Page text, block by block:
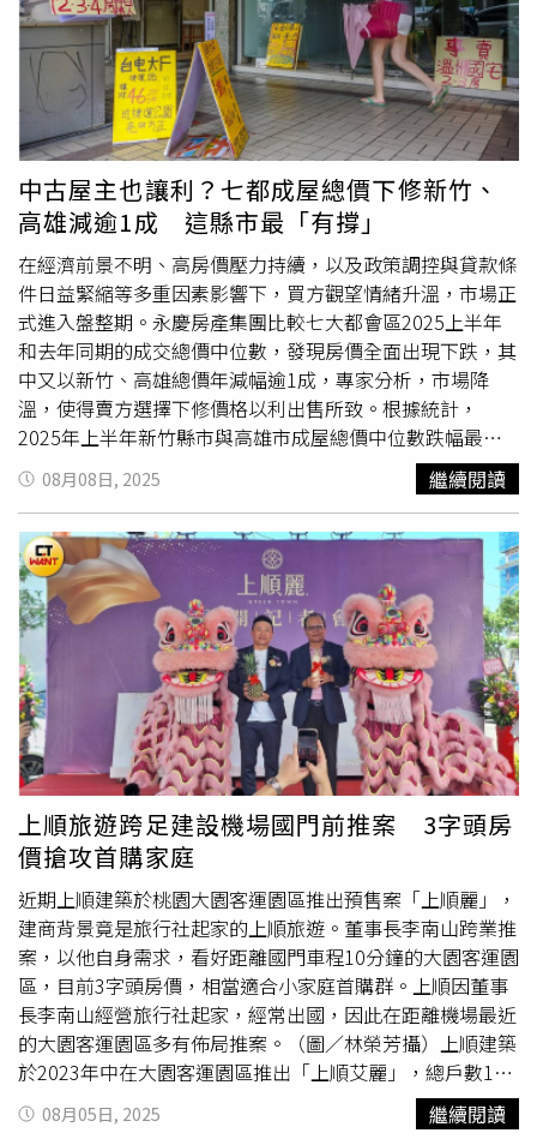
純性與私密感。桃園捷運綠線預計2026年優先通車，未來
A10新南崁站僅需一站即可轉乘，軌道建設加速串聯北北桃
生活圈。（圖片提供／宗佳致境）獻給北北桃首購家庭 一
次佈局未來的最佳機會走進「宗佳致境」，更能感受到其為
自住客量身打造的用心，從雙結構技師認證的「專利耐震」
工法，到因應未來趨勢、預先規劃的「電動車EMS 智慧充
電系統」，每一項細節都體現了對安全與便 利的極致追
求；在房型規劃上，其主力的大三房產品，格局方正、空間
感開闊，戶戶邊間、雙面採光的設計，讓陽光與清風成為家
中最好的裝飾、讓首購家庭無須屈就，一次就能買到足以承
載未來十年幸福生活的理想家園。「宗佳致境」主力大三房
產品，格局方正、空間感開闊，讓首購家庭一次就能買到足
以承載未來十年幸福生活的理想家園。（圖片提供／宗佳致
境）最吸引人的是，「宗佳致境」擁有媲美豪宅的規劃，在
價格上更展現了對首購族的滿滿誠意，總價 1658 萬元起
（含車位）就能輕鬆入主捷運大三房，讓年輕家庭能夠在可
負擔的範圍內，享受到最好的生活品質，在全台房市重新洗
牌的此刻，「選對時間、買對好房」成為購屋者的最高準
則。「宗佳致境」以其即將完工的安心承諾、無可取代的環
境優勢，以及眾多重大建設環繞的未來前景，無疑是獻給雙
北首購家庭，一次佈局未來的最佳機會。
展演為主，其中體育雖占多數，但收入較低，桃園巨蛋整修
後，可以提供較好藝文展演品質。許彥輝提到，航空城該巨
蛋朝向容納接近萬人規畫，而桃園巨蛋可容納1萬2000人，
中壢體育園區巨蛋雖尚未確定，但招標時會希望朝2至3萬人
規畫，3巨蛋規模不同，會各有用途。他也補充，台灣目前
沒有2至3萬人的室內多功能空間，最大的台北大巨蛋有4萬
個座位，2萬以下則有很多選擇，但2至3萬人卻沒有，相信
中壢體育園區巨蛋不只是桃園，在台灣也有市場。
中古屋主也讓利？七都成屋總價下修新竹、
高雄減逾1成 這縣市最「有撐」
在經濟前景不明、高房價壓力持續，以及政策調控與貸款條
件日益緊縮等多重因素影響下，買方觀望情緒升溫，市場正
式進入盤整期。永慶房產集團比較七大都會區2025上半年
和去年同期的成交總價中位數，發現房價全面出現下跌，其
中又以新竹、高雄總價年減幅逾1成，專家分析，市場降
溫，使得賣方選擇下修價格以利出售所致。根據統計，
2025年上半年新竹縣市與高雄市成屋總價中位數跌幅最
深，新竹縣市從去年上半年的1,400萬元下修至1,188萬元，
年跌幅達15.1%，是七都之最；高雄市則是從955萬元跌至
過去受惠於半導體產業蓬勃發展與高收入人口移入，新竹房
價漲幅十分快速，在去年甚至一度超越新北市，成為七都總
價中位數第二高的縣市。不過，也由於高收入人群聚集，竹
北、新竹市中心頻現高總價的新建案，對於許多消費者而
言，購屋負擔仍相當沉重。永慶房屋研展中心副理陳金萍認
為，隨著近期新青安補助與房貸利率條件逐步收緊，房價負
擔能力備受考驗，加上未來經濟前景不明，市場觀望氣氛濃
厚，買方出手趨於保守，市場快速降溫，使原先房價漲多的
區域率先回調，賣方不得不下修價格以利出售，導致總價出
現明顯修正。至於高雄市的部分，陳金萍指出，高雄市過去
幾年房市受惠科技題材、區域重大建設利多及人口回流，價
格一度快速攀升，逐步超出在地首購與換屋族的負擔能力；
加上去年下半年開始，銀行房貸緊縮與央行祭出第七波選擇
性信用管制後，成屋市場面對貸款成數縮減、青年購屋補貼
審查更嚴等政策壓力，市場購屋需求放緩，轉為觀望或暫緩
進場，帶動成屋價格因此出現修正。而北北桃三都雖同樣面
臨市場修正壓力，但整體價格變動相對平和，跌幅均在3%
以內，呈現「溫和下修」格局。作為全台房價領頭羊的台北
市、新北市2025年上半年總價中位數達2,050萬元及1,280
萬元，仍為全台房價最高區域。陳金萍表示，雙北地區自用
與置產買盤支撐力道強勁，房價變化較小，但價格已開始逐
08月08日, 2025 繼續閱讀
上順旅遊跨足建設機場國門前推案 3字頭房
價搶攻首購家庭
近期上順建築於桃園大園客運園區推出預售案「上順麗」，
建商背景竟是旅行社起家的上順旅遊。董事長李南山跨業推
案，以他自身需求，看好距離國門車程10分鐘的大園客運園
區，目前3字頭房價，相當適合小家庭首購群。上順因董事
長李南山經營旅行社起家，經常出國，因此在距離機場最近
的大園客運園區多有佈局推案。（圖／林榮芳攝）上順建築
於2023年中在大園客運園區推出「上順艾麗」，總戶數187
戶，銷售半年便完銷，預計明年交屋；今年又再同一區段推
出「上順麗」，規劃19~26坪2房，總戶數74戶，目前已售
08月05日, 2025 繼續閱讀